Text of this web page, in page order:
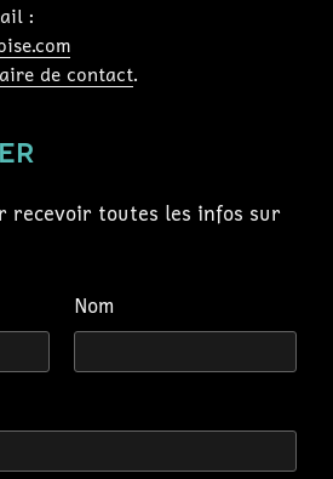
:
de contact.
recevoir toutes les infos sur
Nom